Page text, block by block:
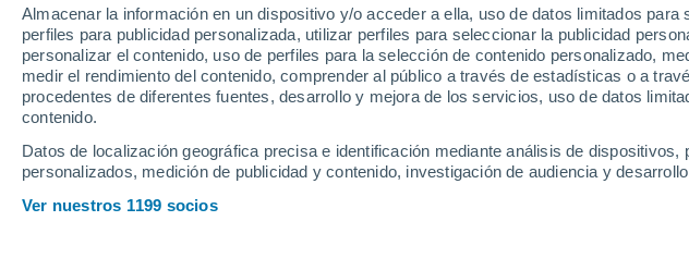
Almacenar la información en un dispositivo y/o acceder a ella, uso de datos limitados
perfiles para publicidad personalizada, utilizar perfiles para seleccionar la publicidad
personalizar el contenido, uso de perfiles para la selección de contenido personalizado,
medir el rendimiento del contenido, comprender al público a través de estadísticas o a
procedentes de diferentes fuentes, desarrollo y mejora de los servicios, uso de datos
contenido.
Datos de localización geográfica precisa e identificación mediante análisis de dispositivos,
personalizados, medición de publicidad y contenido, investigación de audiencia y
Ver nuestros 1199 socios
Cañada
Cañada de Don Ciro
Cap de la Nao
Ciudad Quesada
Clara
Collado de la Peña